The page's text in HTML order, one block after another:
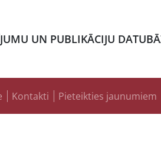
UN PUBLIKĀCIJU
Kontakti Pieteikties jaunumiem